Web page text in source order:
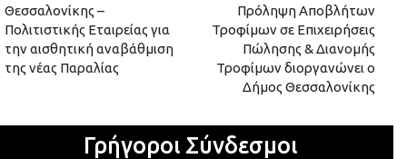
Θεσσαλονίκης –
Πολιτιστικής Εταιρείας για
την αισθητική αναβάθμιση
της νέας Παραλίας
Πρόληψη Αποβλήτων
Τροφίμων σε Επιχειρήσεις
Πώλησης & Διανομής
Τροφίμων διοργανώνει ο
Δήμος Θεσσαλονίκης
Γρήγοροι Σύνδεσμοι